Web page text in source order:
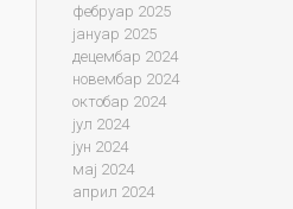
фебруар 2025
јануар 2025
децембар 2024
новембар 2024
октобар 2024
јул 2024
јун 2024
мај 2024
април 2024